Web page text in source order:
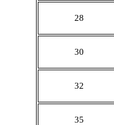
28
30
32
35